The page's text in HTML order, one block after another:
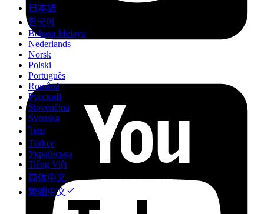
日本語
한국어
Bahasa Melayu
Nederlands
Norsk
Polski
Português
Română
Русский
Slovenčina
Svenska
ไทย
Türkçe
Українська
Tiếng Việt
简体中文
繁體中文